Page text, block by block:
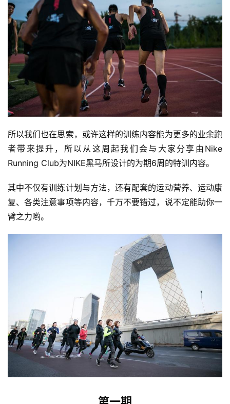
所以我们也在思索，或许这样的训练内容能为更多的业余跑
者带来提升，所以从这周起我们会与大家分享由Nike
Running Club为NIKE黑马所设计的为期6周的特训内容。
其中不仅有训练计划与方法，还有配套的运动营养、运动康
复、各类注意事项等内容，千万不要错过，说不定能助你一
臂之力哟。